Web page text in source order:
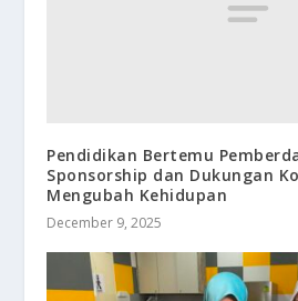
Pendidikan Bertemu
Sponsorship dan Dukungan
Mengubah Kehidupan
December 9, 2025